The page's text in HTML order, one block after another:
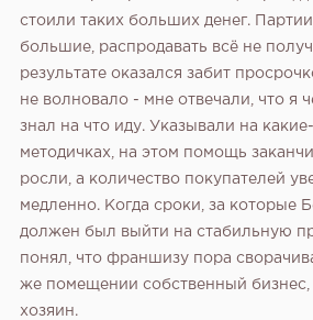
стоили таких больших денег.
большие, распродавать всё не
результате оказался забит
не волновало - мне отвечали, что я
знал на что иду. Указывали на
методичках, на этом помощь
росли, а количество покупателей
медленно. Когда сроки, за которые
должен был выйти на стабильную
понял, что франшизу пора
же помещении собственный бизнес,
хозяин.